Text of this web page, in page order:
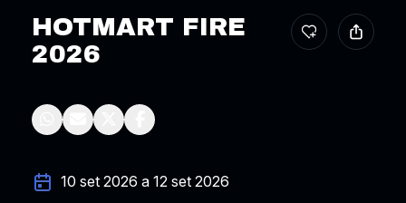
HOTMART FIRE
2026
10 set 2026 a 12 set 2026